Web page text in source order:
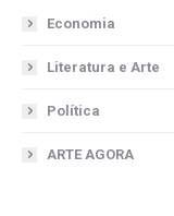
Economia
Literatura e Arte
Política
ARTE AGORA